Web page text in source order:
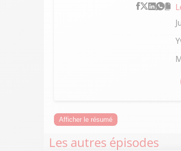
Afficher le résumé
Les autres épisodes